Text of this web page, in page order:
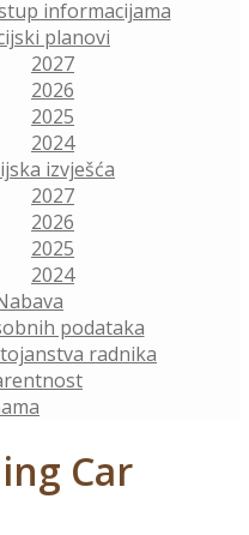
informacijama
planovi
2027
2026
2025
2024
izvješća
2027
2026
2025
2024
podataka
radnika
Car